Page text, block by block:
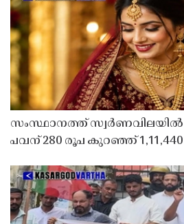
സംസ്ഥാനത്ത് സ്വർണവിലയിൽ
പവന് 280 രൂപ കുറഞ്ഞ്